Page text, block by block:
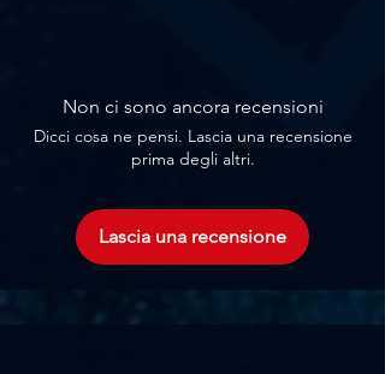
Agganci rapidi per unione di più
moduli
Portata 800Kg/m2
delle basi telescopiche
Basi telescopiche NON INCLUSE
Peso 11,8 Kg
Non ci sono ancora recensioni
Dicci cosa ne pensi. Lascia una recensione
prima degli altri.
Lascia una recensione